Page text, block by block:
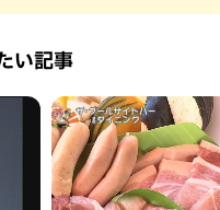
い記事